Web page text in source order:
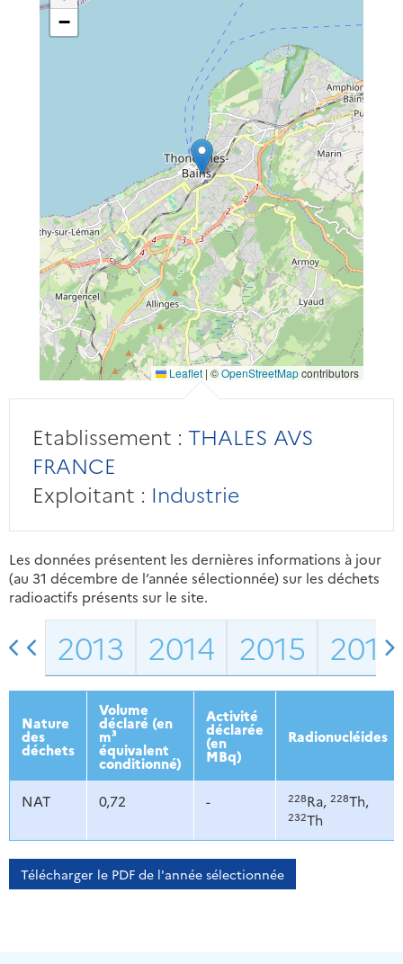
−
Leaflet | ©OpenStreetMapcontributors
Etablissement : THALES AVS
FRANCE
Exploitant : Industrie
Les données présentent les dernières informations à jour
(au 31 décembre de l’année sélectionnée) sur les déchets
radioactifs présents sur le site.
2013 2014 2015 2016
Nature
des
déchets
Volume
déclaré (en
m³
équivalent
conditionné)
Activité
déclarée
(en
MBq)
Radionucléides
NAT 0,72 - 228Ra, 228Th,
232Th
Télécharger le PDF de l'année sélectionnée